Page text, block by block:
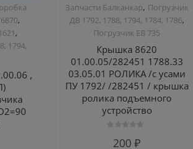
,
,
1794,
,
Запчасти Балканкар, Погрузчик
ДВ 1792, 1788, 1794, 1784, 1786,
Погрузчик ЕВ 735
Крышка 8620
01.00.05/282451 1788.33
03.05.01 РОЛИКА /с усами
ПУ 1792/ /282451 / крышка
ролика подъемного
устройство
200₽